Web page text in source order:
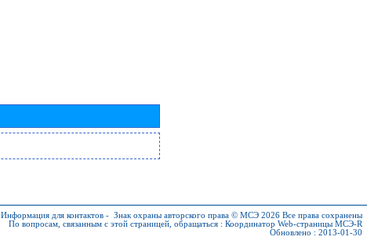
Информация для контактов - Знак охраны авторского права © МСЭ 2026 Все права сохранены
По вопросам, связанным с этой страницей, обращаться : Координатор Web-страницы МСЭ-R
Обновлено : 2013-01-30